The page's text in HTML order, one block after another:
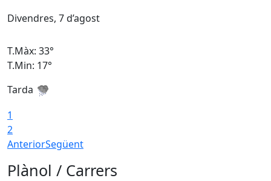
Divendres, 7 d’agost
T.Màx: 33°
T.Min: 17°
Tarda
1
2
AnteriorSegüent
Plànol / Carrers